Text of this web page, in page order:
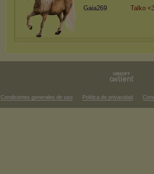
Gaia269 Talko
Condiciones generales de uso Política de privacidad